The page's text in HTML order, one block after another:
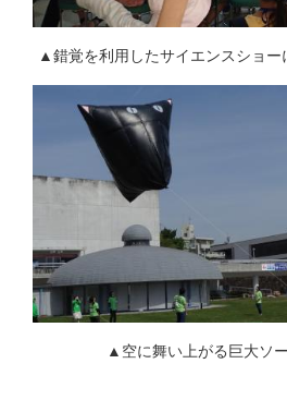
▲錯覚を利用したサイエンスショー
▲空に舞い上がる巨大ソ